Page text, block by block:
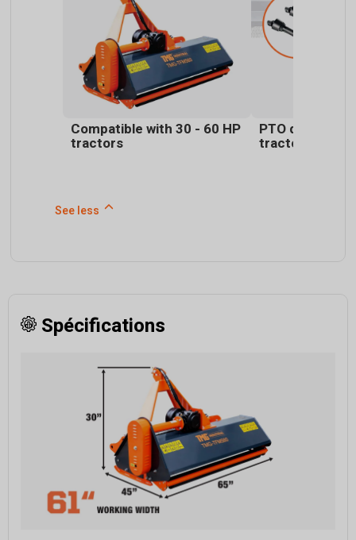
Compatible with 30 - 60 HP
tractors
PTO driveline
tractor hookup
See less
Spécifications